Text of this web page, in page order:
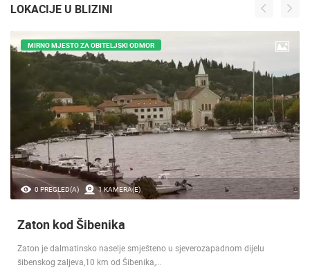
LOKACIJE U BLIZINI
0 PREGLED(A) 1 KAMERA(E)
MIRNO MJESTO ZA OBITELJSKI ODMOR
Zaton kod Šibenika
Zaton je dalmatinsko naselje smješteno u sjeverozapadnom dijelu
šibenskog zaljeva,10 km od Šibenika,…